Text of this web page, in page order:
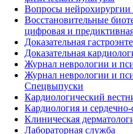
Вопросы
Восстановительные
цифровая и
Доказательная
Доказательная
Журнал неврологии и
Журнал неврологии и
Спецвыпуски
Кардиологический
Кардиология и сердечно-
Клиническая
Лабораторная служба